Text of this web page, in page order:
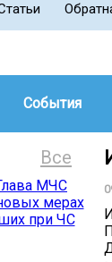
События
Все